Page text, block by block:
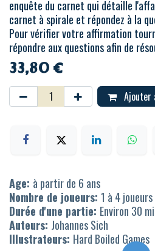
enquête du carnet qui détaille
carnet à spirale et répondez à la
Pour vérifier votre affirmation
répondre aux questions afin de
33,80€
Ajouter
Age: à partir de 6 ans
Nombre de joueurs: 1 à 4 joueurs
Durée d'une partie: Environ 30
Auteurs: Johannes Sich
Illustrateurs: Hard Boiled Games